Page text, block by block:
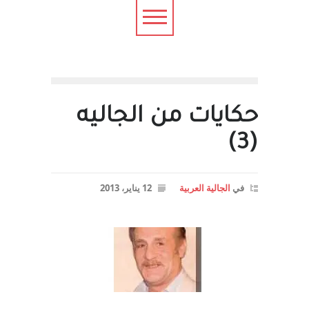
حكايات من الجاليه
(3)
في الجالية العربية 12 يناير، 2013